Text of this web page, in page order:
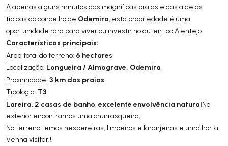
A apenas alguns minutos das magníficas praias e das aldeias
típicas do concelho de Odemira, esta propriedade é uma
oportunidade rara para viver ou investir no autentico Alentejo.
Características principais:
Área total do terreno: 6 hectares
Localização: Longueira / Almograve, Odemira
Proximidade: 3 km das praias
Tipologia: T3
Lareira, 2 casas de banho, excelente envolvência naturalNo
exterior encontramos uma churrasqueira,
No terreno temos nespereiras, limoeiros e laranjeiras e uma horta.
Venha visitar!!!